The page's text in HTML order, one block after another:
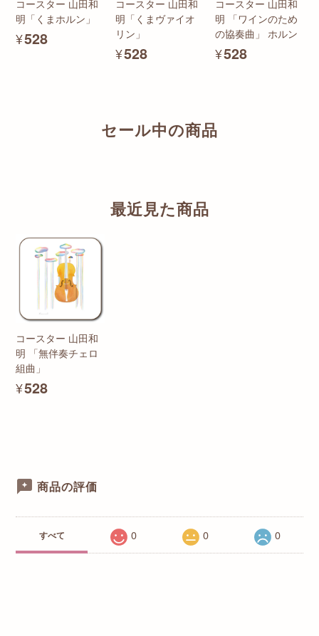
コースター 山田和
明「くまホルン」
¥528
コースター 山田和
明「くまヴァイオ
リン」
¥528
コースター 山田和
明 「ワインのため
の協奏曲」 ホルン
¥528
セール中の商品
最近見た商品
コースター 山田和
明 「無伴奏チェロ
組曲」
¥528
商品の評価
すべて 0 0 0